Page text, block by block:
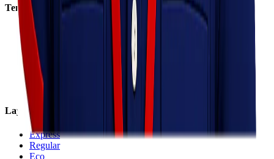
Tentang Kami
Tentang Kami
Visi & Misi
Sosial Perusahaan
Karir
Cabang
Informasi
Layanan
Express
Regular
Eco